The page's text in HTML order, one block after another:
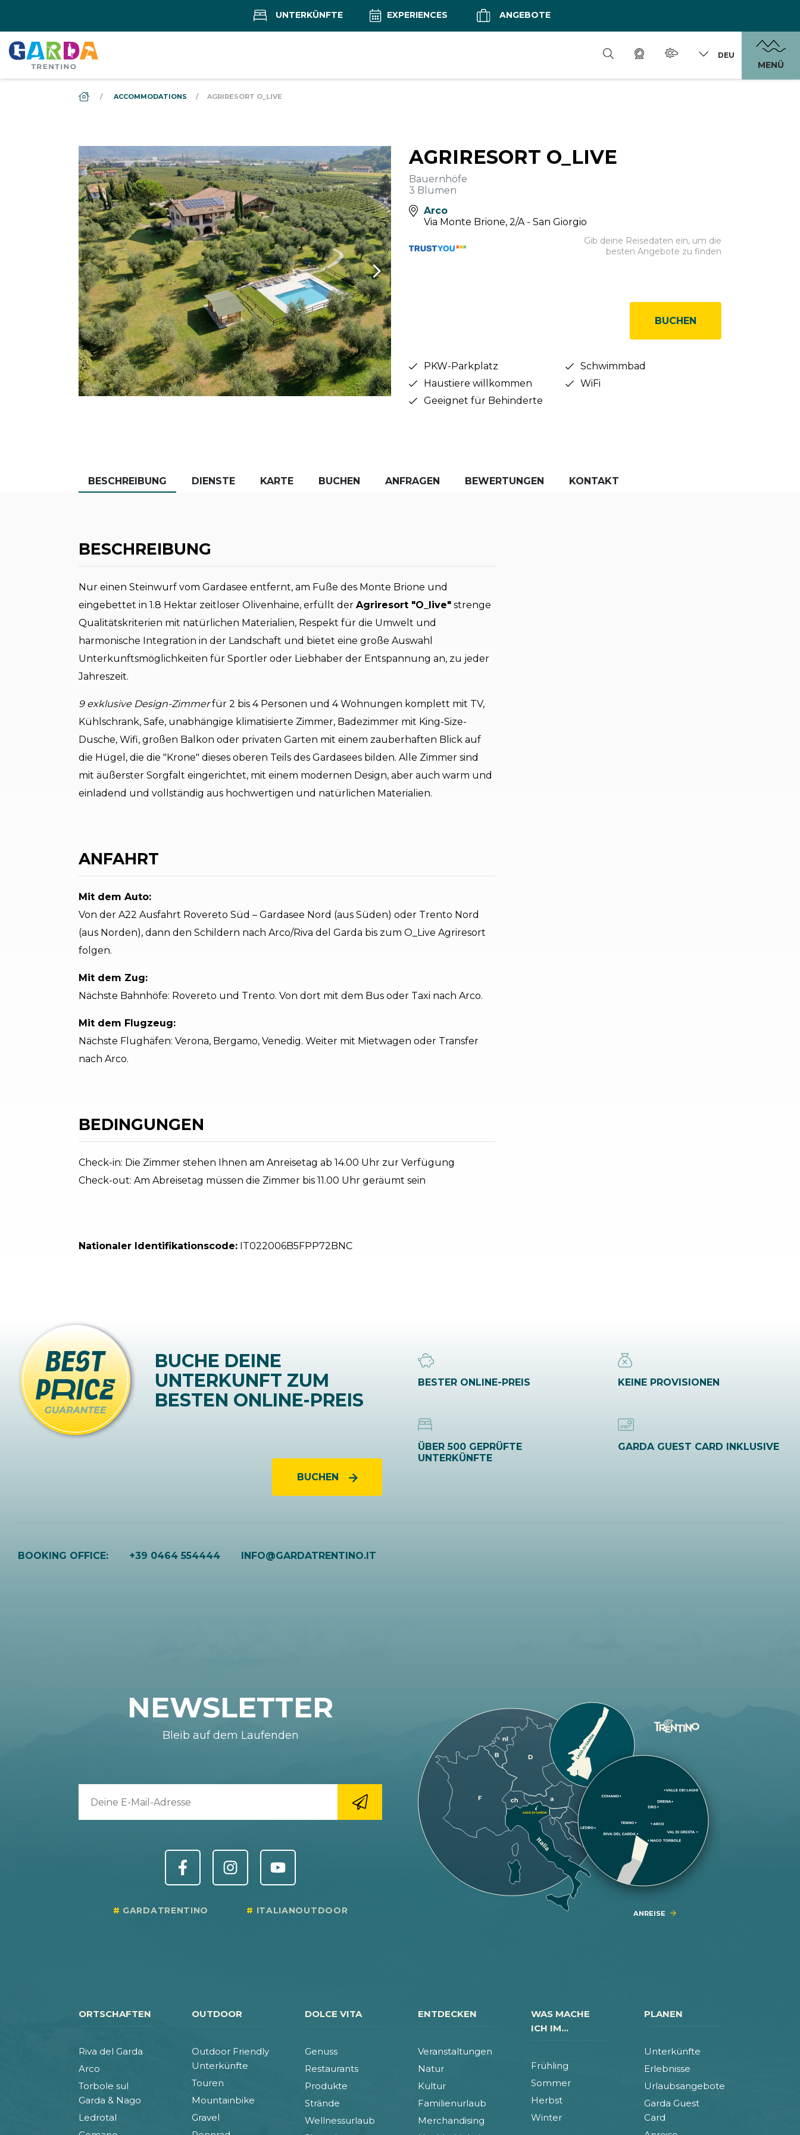
UNTERKÜNFTE EXPERIENCES ANGEBOTE
DEU
MENÜ
DS_BREADCRUMB.HOME
ACCOMMODATIONS AGRIRESORT O_LIVE
AGRIRESORT O_LIVE
Bauernhöfe
3 Blumen
Arco
Via Monte Brione, 2/A - San Giorgio
Gib deine Reisedaten ein, um die
besten Angebote zu finden
BUCHEN
PKW-Parkplatz
Schwimmbad
Haustiere willkommen
WiFi
Geeignet für Behinderte
BESCHREIBUNG DIENSTE KARTE BUCHEN ANFRAGEN BEWERTUNGEN KONTAKT
BESCHREIBUNG
Nur einen Steinwurf vom Gardasee entfernt, am Fuße des Monte Brione und
eingebettet in 1.8 Hektar zeitloser Olivenhaine, erfüllt der Agriresort "O_live" strenge
Qualitätskriterien mit natürlichen Materialien, Respekt für die Umwelt und
harmonische Integration in der Landschaft und bietet eine große Auswahl
Unterkunftsmöglichkeiten für Sportler oder Liebhaber der Entspannung an, zu jeder
Jahreszeit.
9 exklusive Design-Zimmerfür 2 bis 4 Personen und 4 Wohnungen komplett mit TV,
Kühlschrank, Safe, unabhängige klimatisierte Zimmer, Badezimmer mit King-Size-
Dusche, Wifi, großen Balkon oder privaten Garten mit einem zauberhaften Blick auf
die Hügel, die die "Krone" dieses oberen Teils des Gardasees bilden. Alle Zimmer sind
mit äußerster Sorgfalt eingerichtet, mit einem modernen Design, aber auch warm und
einladend und vollständig aus hochwertigen und natürlichen Materialien.
ANFAHRT
Mit dem Auto:
Von der A22 Ausfahrt Rovereto Süd – Gardasee Nord (aus Süden) oder Trento Nord
(aus Norden), dann den Schildern nach Arco/Riva del Garda bis zum O_Live Agriresort
folgen.
Mit dem Zug:
Nächste Bahnhöfe: Rovereto und Trento. Von dort mit dem Bus oder Taxi nach Arco.
Mit dem Flugzeug:
Nächste Flughäfen: Verona, Bergamo, Venedig. Weiter mit Mietwagen oder Transfer
nach Arco.
BEDINGUNGEN
Check-in: Die Zimmer stehen Ihnen am Anreisetag ab 14.00 Uhr zur Verfügung
Check-out: Am Abreisetag müssen die Zimmer bis 11.00 Uhr geräumt sein
Nationaler Identifikationscode: IT022006B5FPP72BNC
BUCHE DEINE
UNTERKUNFT ZUM
BESTEN ONLINE-PREIS
BUCHEN
BESTER ONLINE-PREIS KEINE PROVISIONEN
ÜBER 500 GEPRÜFTE
UNTERKÜNFTE
GARDA GUEST CARD INKLUSIVE
BOOKING OFFICE: +39 0464 554444 INFO@GARDATRENTINO.IT
ANREISE
NEWSLETTER
Bleib auf dem Laufenden
GARDATRENTINO ITALIANOUTDOOR
ORTSCHAFTEN
Riva del Garda
Arco
Torbole sul
Garda & Nago
Ledrotal
OUTDOOR
Outdoor Friendly
Unterkünfte
Touren
Mountainbike
Gravel
DOLCE VITA
Genuss
Restaurants
Produkte
Strände
Wellnessurlaub
ENTDECKEN
Veranstaltungen
Natur
Kultur
Familienurlaub
Merchandising
WAS MACHE
ICH IM...
Frühling
Sommer
Herbst
Winter
PLANEN
Unterkünfte
Erlebnisse
Urlaubsangebote
Garda Guest
Card